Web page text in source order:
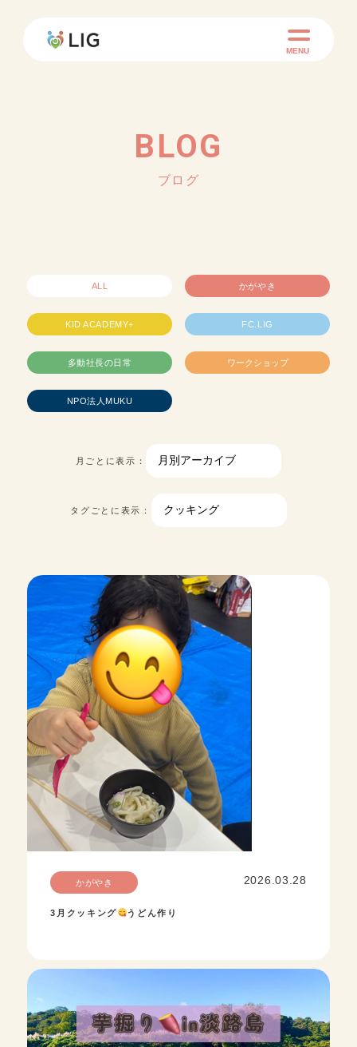
MENU
BLOG
ブログ
ALL かがやき
KID ACADEMY+ FC.LIG
多動社長の日常 ワークショップ
NPO法人MUKU
月ごとに表示：
タグごとに表示：
かがやき 2026.03.28
3月クッキング うどん作り